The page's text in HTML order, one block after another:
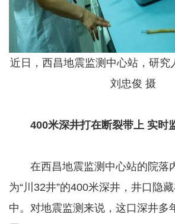
近日，西昌地震监测中心站，研
刘忠俊 摄
400米深井打在断裂带上 实时
在西昌地震监测中心站的院落
为“川32井”的400米深井，井口隐
中。对地震监测来说，这口深井多